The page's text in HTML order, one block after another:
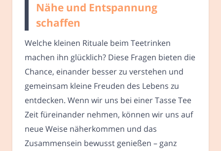
Nähe und Entspannung
schaffen
Welche kleinen Rituale beim Teetrinken
machen ihn glücklich? Diese Fragen bieten die
Chance, einander besser zu verstehen und
gemeinsam kleine Freuden des Lebens zu
entdecken. Wenn wir uns bei einer Tasse Tee
Zeit füreinander nehmen, können wir uns auf
neue Weise näherkommen und das
Zusammensein bewusst genießen – ganz